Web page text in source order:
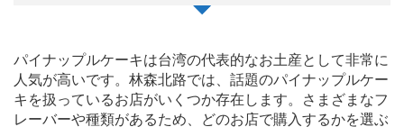
パイナップルケーキは台湾の代表的なお土産として非常に
人気が高いです。林森北路では、話題のパイナップルケー
キを扱っているお店がいくつか存在します。さまざまなフ
レーバーや種類があるため、どのお店で購入するかを選ぶ